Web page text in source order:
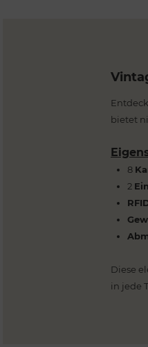
bietet
8
2
Diese
in jede